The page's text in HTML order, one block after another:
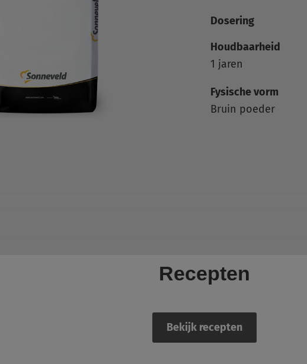
Dosering
Houdbaarheid
1 jaren
Fysische vorm
Bruin poeder
Recepten
Bekijk recepten